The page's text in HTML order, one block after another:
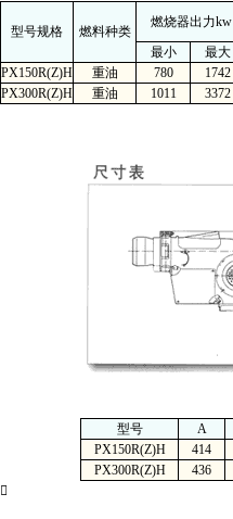
型号规格 燃料种类
燃烧器出力kw
最小
最大
PX150R(Z)H
重油 780 1742
PX300R(Z)H
重油 1011 3372
型号 A
PX150R(Z)H
414
PX300R(Z)H
436
